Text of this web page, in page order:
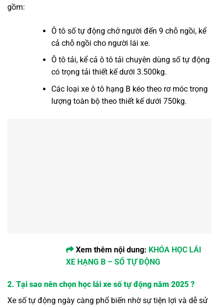
gồm:
Ô tô số tự động chở người đến 9 chỗ ngồi, kể
cả chỗ ngồi cho người lái xe.
Ô tô tải, kể cả ô tô tải chuyên dùng số tự động
có trọng tải thiết kế dưới 3.500kg.
Các loại xe ô tô hạng B kéo theo rơ móc trọng
lượng toàn bộ theo thiết kế dưới 750kg.
Xem thêm nội dung: KHÓA HỌC LÁI
XE HẠNG B – SỐ TỰ ĐỘNG
2. Tại sao nên chọn học lái xe số tự động năm 2025 ?
Xe số tự động ngày càng phổ biến nhờ sự tiện lợi và dễ sử